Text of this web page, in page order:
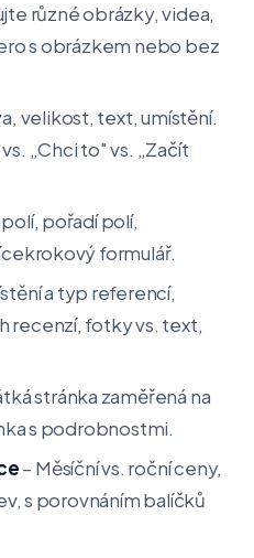
různé obrázky, videa,
s obrázkem nebo bez
velikost, text, umístění.
„Chci to" vs. „Začít
pořadí polí,
formulář.
a typ referencí,
recenzí, fotky vs. text,
stránka zaměřená na
s podrobnostmi.
– Měsíční vs. roční ceny,
s porovnáním balíčků